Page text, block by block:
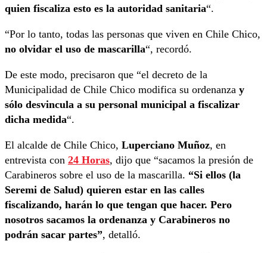
quien fiscaliza esto es la autoridad sanitaria“.
“Por lo tanto, todas las personas que viven en Chile Chico,
no olvidar el uso de mascarilla“, recordó.
De este modo, precisaron que “el decreto de la
Municipalidad de Chile Chico modifica su ordenanza y
sólo desvincula a su personal municipal a fiscalizar
dicha medida“.
El alcalde de Chile Chico, Luperciano Muñoz, en
entrevista con 24 Horas, dijo que “sacamos la presión de
Carabineros sobre el uso de la mascarilla. “Si ellos (la
Seremi de Salud) quieren estar en las calles
fiscalizando, harán lo que tengan que hacer. Pero
nosotros sacamos la ordenanza y Carabineros no
podrán sacar partes”, detalló.